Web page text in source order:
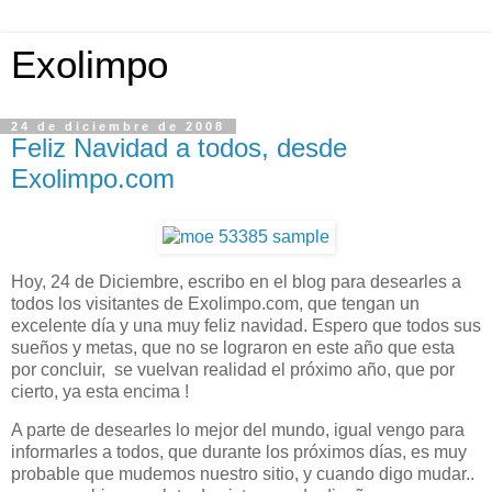
Exolimpo
24 de diciembre de 2008
Feliz Navidad a todos, desde
Exolimpo.com
Hoy, 24 de Diciembre, escribo en el blog para desearles a
todos los visitantes de Exolimpo.com, que tengan un
excelente día y una muy feliz navidad. Espero que todos sus
sueños y metas, que no se lograron en este año que esta
por concluir, se vuelvan realidad el próximo año, que por
cierto, ya esta encima !
A parte de desearles lo mejor del mundo, igual vengo para
informarles a todos, que durante los próximos días, es muy
probable que mudemos nuestro sitio, y cuando digo mudar..